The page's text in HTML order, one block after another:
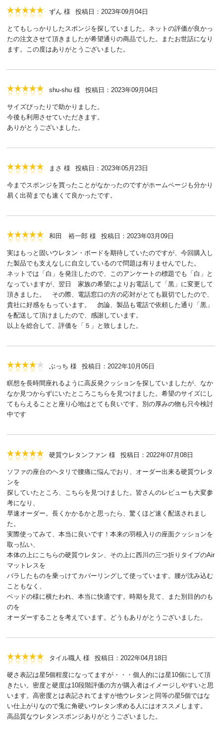
ずん 様 投稿日：2023年09月04日
とてもしっかりしたスポンジを探していました。ネットの評価が良かっ
たの注文させて頂きましたが希望通りの商品でした。またお世話になり
ます。この度はありがとうございました。
shu-shu 様 投稿日：2023年09月04日
サイズぴったりで助かりました。
今後も利用させていただきます。
ありがとうございました。
まさ 様 投稿日：2023年05月23日
今までスポンジを買ったことがなかったのですがホームページも分かり
易く出荷までも速くて良かったです。
和田 裕一郎 様 投稿日：2023年03月09日
実はもっと固いウレタン・ボードを期待していたのですが、今回購入し
た製品でも支えなしに自立しているので問題は有りませんでした。
ネットでは「白」を発注したので、このアンケートの標題でも「白」と
なっていますが、翌日 家族の希望によりお電話して「黒」に変更して
頂きました。 その際、電話窓口の方の応対がとても親切でしたので、
貴社に好感をもっています。 勿論、製品も電話で依頼した通り「黒」
を配送して頂けましたので、感謝しています。
以上を総合して、評価を「５」と致しました。
ぶっち 様 投稿日：2022年10月05日
瞑想を長時間座れるように高反発クッションを探していましたが、なか
なか見つからずにいたところこちらを見つけました。希望のサイズにし
てもらえることと座り心地はとても良いです。別の厚みの物も只今検討
中です
硬質ウレタンファン 様 投稿日：2022年07月08日
ソファの座台のヘタリで腰痛に悩んでおり、オーダー出来る硬質ウレタ
ンを
探していたところ、こちらを見つけました。皆さんのレビューも大変参
考になり、
早速オーダー。長くかかるかと思ったら、驚くほど速く配送されまし
た。
実際使ってみて、本当に良いです！本来の羽根入りの座面クッションを
取っ払い、
本体の上にこちらの硬質ウレタン、その上に西川の三つ折りタイプのAir
マットレスを
バラしたものを乗っけてカバーリングして使っています。腰が沈み込む
こともなく、
ベッドの様に横たわれ、本当に快適です。時期を見て、また別目的のも
のを
オーダーすることを考えています。どうもありがとうございました。
タイル職人 様 投稿日：2022年04月18日
硬さ表記は星5個程度になってますが・・・個人的には星10個にして頂
きたい。密度と硬度は10段階評価の方が購入者はイメージしやすいと思
います。高密度とは表記されてますが他ウレタンと同等の星5個ではな
い仕上がりなので兎に角硬いウレタン求める人にはオススメします。
高品質なウレタンスポンジありがとうございました。